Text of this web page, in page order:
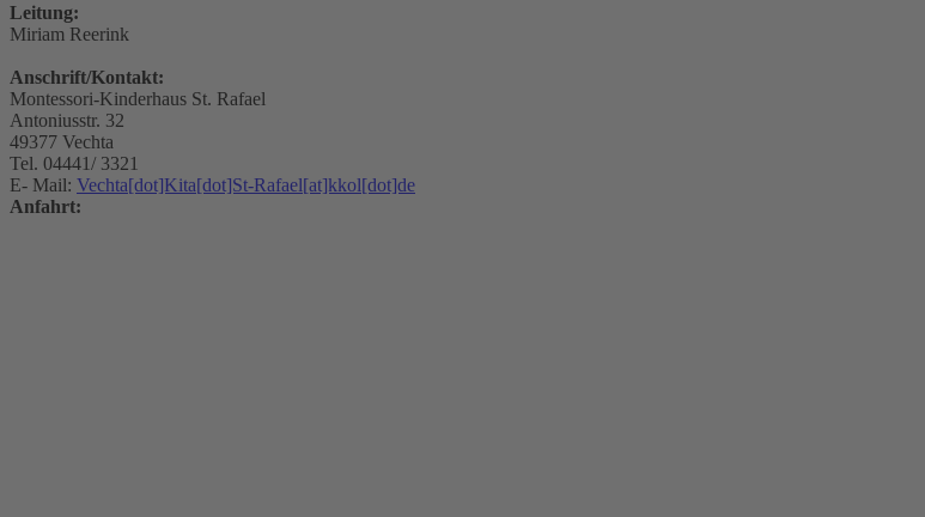
Leitung:
Miriam Reerink
Anschrift/Kontakt:
Montessori-Kinderhaus St. Rafael
Antoniusstr. 32
49377 Vechta
Tel. 04441/ 3321
E- Mail: Vechta[dot]Kita[dot]St-Rafael[at]kkol[dot]de
Anfahrt: